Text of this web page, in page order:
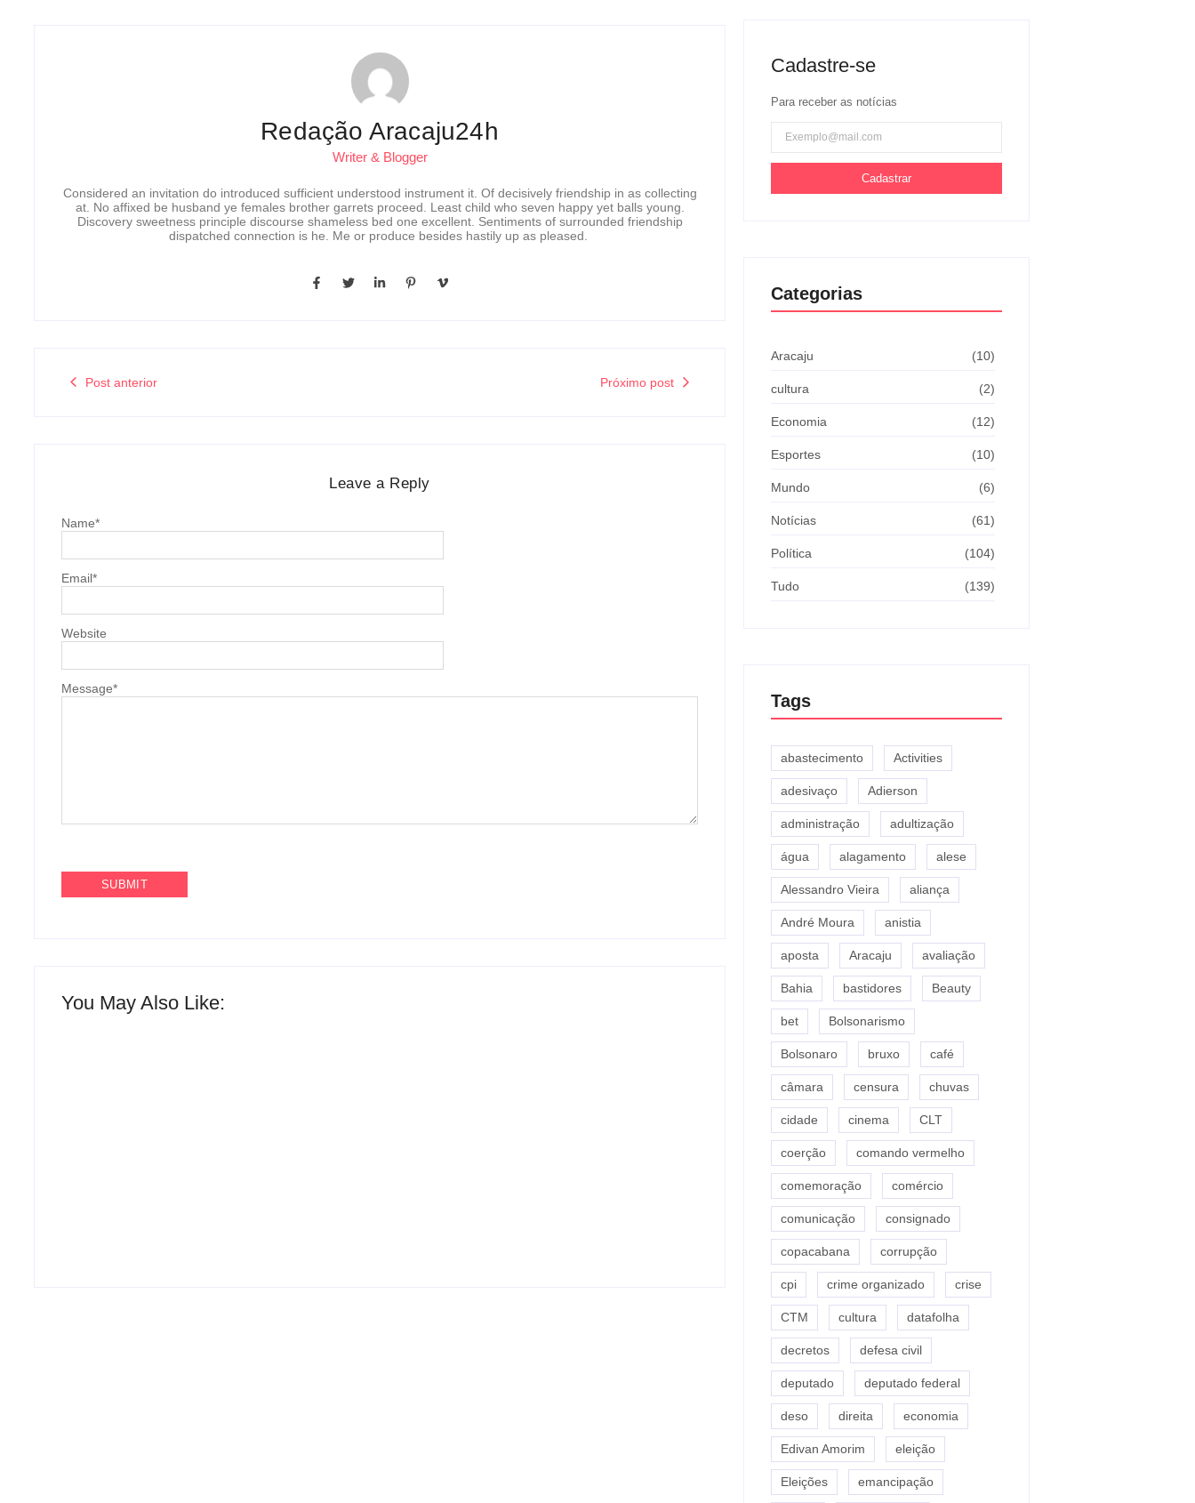
Redação Aracaju24h
Writer & Blogger
Considered an invitation do introduced sufficient understood instrument it. Of decisively friendship in as collecting
at. No affixed be husband ye females brother garrets proceed. Least child who seven happy yet balls young.
Discovery sweetness principle discourse shameless bed one excellent. Sentiments of surrounded friendship
dispatched connection is he. Me or produce besides hastily up as pleased.
Post anterior Próximo post
Leave a Reply
Message*
Name*
Email*
Website
You May Also Like:
Cadastre-se
Para receber as notícias
Cadastrar
Categorias
Aracaju (10)
cultura (2)
Economia (12)
Esportes (10)
Mundo (6)
Notícias (61)
Política (104)
Tudo (139)
Tags
abastecimento Activities
adesivaço Adierson
administração adultização
água alagamento alese
Alessandro Vieira aliança
André Moura anistia
aposta Aracaju avaliação
Bahia bastidores Beauty
bet Bolsonarismo
Bolsonaro bruxo café
câmara censura chuvas
cidade cinema CLT
coerção comando vermelho
comemoração comércio
comunicação consignado
copacabana corrupção
cpi crime organizado crise
CTM cultura datafolha
decretos defesa civil
deputado deputado federal
deso direita economia
Edivan Amorim eleição
Eleições emancipação